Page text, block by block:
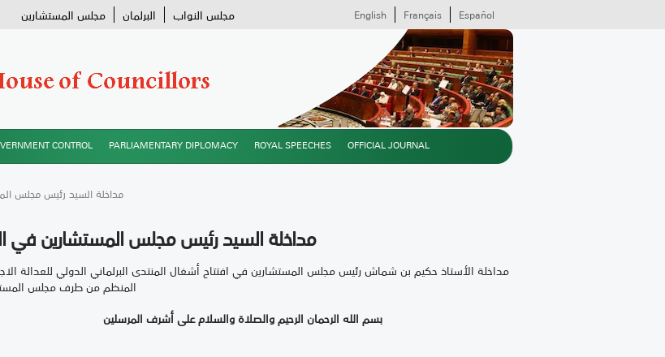
مجلس النواب البرلمان مجلس المستشارين Español
Français
English
CONTROL PARLIAMENTARY DIPLOMACY ROYAL SPEECHES OFFICIAL JOURNAL
/ مداخلة السيد رئيس مجلس
مداخلة السيد رئيس مجلس المستشارين في
مداخلة الأستاذ حكيم بن شماش رئيس مجلس المستشارين في افتتاح أشغال المنتدى البرلماني الدولي للعدالة
المنظم من طرف مجلس
بسم الله الرحمان الرحيم والصلاة والسلام على أشرف المرسلين